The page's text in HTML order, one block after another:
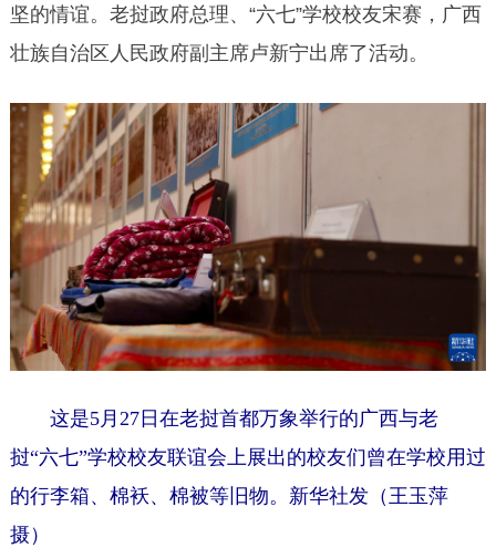
坚的情谊。老挝政府总理、“六七”学校校友宋赛，广西
壮族自治区人民政府副主席卢新宁出席了活动。
这是5月27日在老挝首都万象举行的广西与老
挝“六七”学校校友联谊会上展出的校友们曾在学校用过
的行李箱、棉袄、棉被等旧物。新华社发（王玉萍
摄）